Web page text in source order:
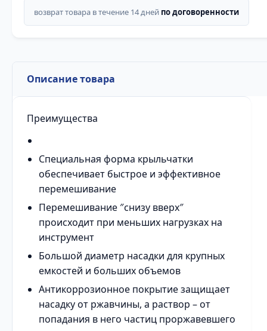
возврат товара в течение 14 дней по договоренности
Описание товара
Преимущества
Специальная форма крыльчатки
обеспечивает быстрое и эффективное
перемешивание
Перемешивание ″снизу вверх″
происходит при меньших нагрузках на
инструмент
Большой диаметр насадки для крупных
емкостей и больших объемов
Антикоррозионное покрытие защищает
насадку от ржавчины, а раствор – от
попадания в него частиц проржавевшего